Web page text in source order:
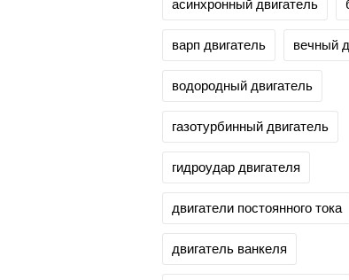
асинхронный двигатель
варп двигатель вечный
водородный двигатель
газотурбинный двигатель
гидроудар двигателя
двигатели постоянного тока
двигатель ванкеля